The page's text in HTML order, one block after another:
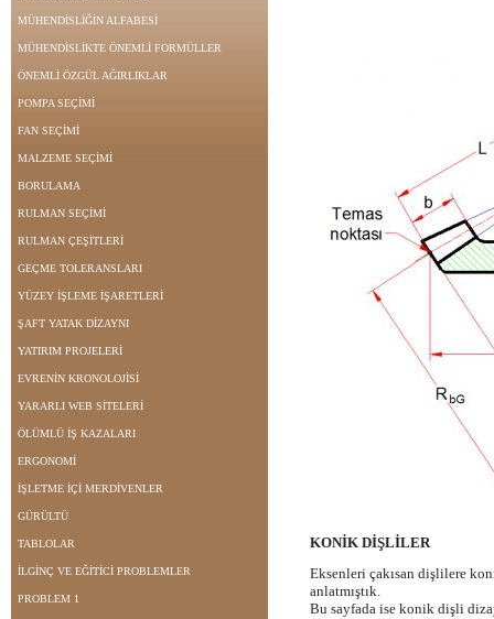
MÜHENDİSLİĞİN ALFABESİ
MÜHENDİSLİKTE ÖNEMLİ FORMÜLLER
ÖNEMLİ ÖZGÜL AĞIRLIKLAR
POMPA SEÇİMİ
FAN SEÇİMİ
MALZEME SEÇİMİ
BORULAMA
RULMAN SEÇİMİ
RULMAN ÇEŞİTLERİ
GEÇME TOLERANSLARI
YÜZEY İŞLEME İŞARETLERİ
ŞAFT YATAK DİZAYNI
YATIRIM PROJELERİ
EVRENİN KRONOLOJİSİ
YARARLI WEB SİTELERİ
ÖLÜMLÜ İŞ KAZALARI
ERGONOMİ
İŞLETME İÇİ MERDİVENLER
GÜRÜLTÜ
TABLOLAR
İLGİNÇ VE EĞİTİCİ PROBLEMLER
PROBLEM 1
KONİK DİŞLİLER
Eksenleri çakısan dişlilere
anlatmıştık.
Bu sayfada ise konik dişli